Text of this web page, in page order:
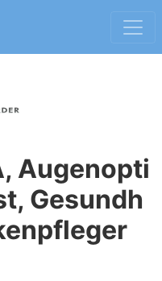
Augenopti
Gesundh